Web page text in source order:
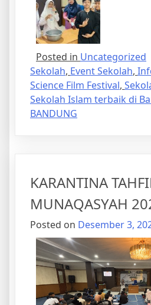
Posted in Uncategorized
Sekolah, Event Sekolah,
Science Film Festival,
Sekolah Islam terbaik di
BANDUNG
KARANTINA
MUNAQASYAH
Posted on Desember 3,